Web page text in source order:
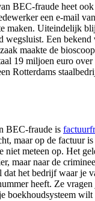
BEC-fraude heet
een e-mail van
maken. Uiteindelijk
wegsluist. Een bekend
maakte de
19 miljoen euro
Rotterdams
BEC-fraude is
maar op de factuur
niet meteen op. Het
maar naar de
het bedrijf waar je
heeft. Ze
boekhoudsysteem wilt